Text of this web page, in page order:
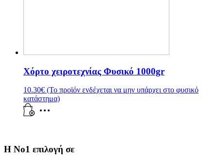
Χόρτο χειροτεχνίας Φυσικό 1000gr
10.30€ (Το προϊόν ενδέχεται να μην υπάρχει στο φυσικό
κατάστημα)
Η Νο1 επιλογή σε